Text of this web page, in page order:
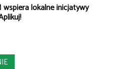
wspiera lokalne inicjatywy